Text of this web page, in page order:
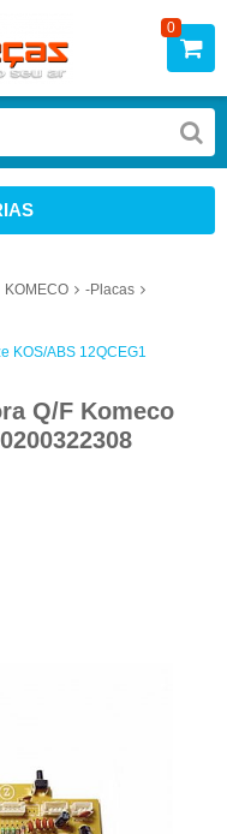
0
KOMECO
-Placas
KOS/ABS 12QCEG1
Q/F Komeco